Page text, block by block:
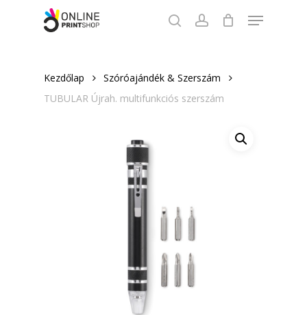
searchaccount
Menu
Kezdőlap
Szóróajándék & Szerszám
TUBULAR Újrah. multifunkciós szerszám